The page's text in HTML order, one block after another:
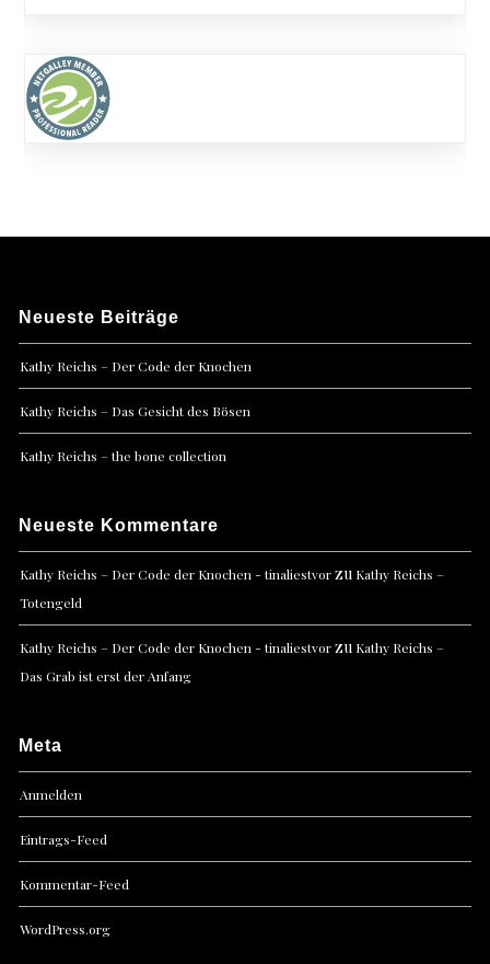
Neueste Beiträge
Kathy Reichs – Der Code der Knochen
Kathy Reichs – Das Gesicht des Bösen
Kathy Reichs – the bone collection
Neueste Kommentare
Kathy Reichs – Der Code der Knochen - tinaliestvorzu Kathy Reichs –
Totengeld
Kathy Reichs – Der Code der Knochen - tinaliestvorzu Kathy Reichs –
Das Grab ist erst der Anfang
Meta
Anmelden
Eintrags-Feed
Kommentar-Feed
WordPress.org